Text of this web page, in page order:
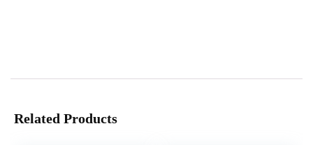
Related Products